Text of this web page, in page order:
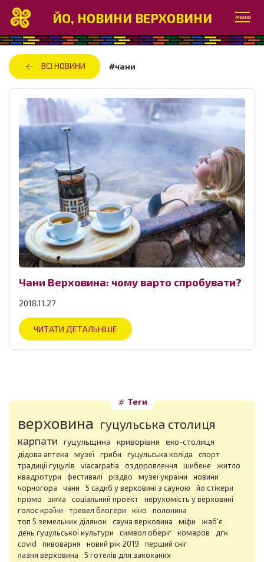
ЙО, НОВИНИ ВЕРХОВИНИ МЕНЮ
ВСІ НОВИНИ #чани
Чани Верховина: чому варто спробувати?
2018.11.27
ЧИТАТИ ДЕТАЛЬНІШЕ
Теги
верховина гуцульська столиця
карпати гуцульщина криворівня еко-столиця
дідова аптека музеї гриби гуцульська коліда
спорт
традиції гуцулів
viacarpatia оздоровлення шибене
житло
квадротури
фестивалі різдво музеї україни
новини
чорногора
чани 5 садиб у верховині з сауною
йо стікери
промо
зима соціальний проект
нерухомість у верховині
голос країни
тревел блогери кіно
полонина
топ 5 земельних ділянок
сауна верховина міфи
жаб'є
день гуцульської культури
символ оберіг комаров
дгк
covid
пивоварня новий рік 2019
перший сніг
лазня верховина
5 готелів для закоханих